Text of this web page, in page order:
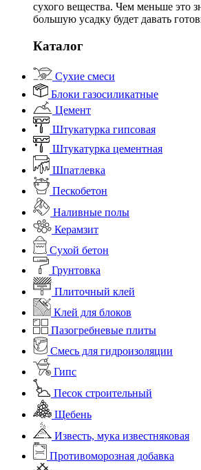
сухого вещества. Чем меньше это
большую усадку будет давать
Каталог
Сухие смеси
Блоки газосиликатные
Цемент
Штукатурка гипсовая
Штукатурка цементная
Шпатлевка
Пескобетон
Наливные полы
Керамзит
Сухой бетон
Грунтовка
Плиточный клей
Клей для блоков
Пазогребневые плиты
Смесь для гидроизоляции
Гипс
Песок строительный
Щебень
Известь, мука известняковая
Противоморозная добавка